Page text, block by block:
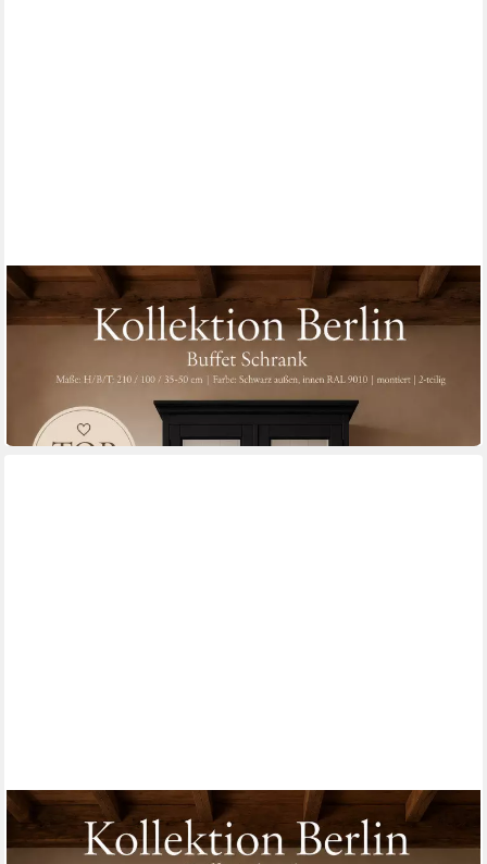
WOHNPALAST
Buffet Buffet Schrank Berlin 100 cm schwarz/ weiß Landhaus-
Stil
1.529,25 € UVP1.699,00 €
lieferbar in 12 Wochen
WOHNPALAST
Buffet Buffet Schrank Berlin 100 cm schwarz- weiß mit Eiche
Landhaus- Stil